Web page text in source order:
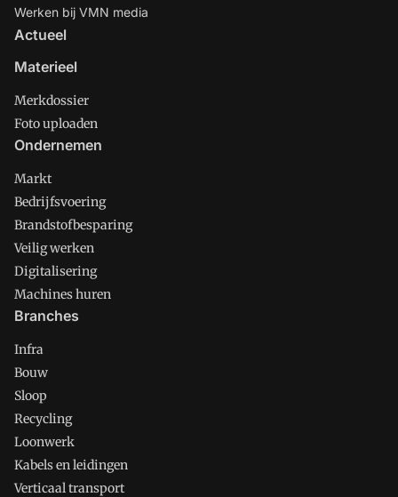
Werken bij VMN media
Actueel
Materieel
Merkdossier
Foto uploaden
Ondernemen
Markt
Bedrijfsvoering
Brandstofbesparing
Veilig werken
Digitalisering
Machines huren
Branches
Infra
Bouw
Sloop
Recycling
Loonwerk
Kabels en leidingen
Verticaal transport